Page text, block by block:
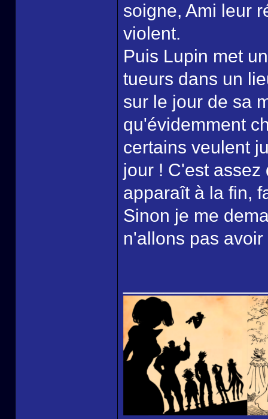
soigne, Ami leur
violent.
Puis Lupin met
tueurs dans un
sur le jour de sa
qu'évidemment
certains veulent
jour ! C'est
apparaît à la fin,
Sinon je me
n'allons pas